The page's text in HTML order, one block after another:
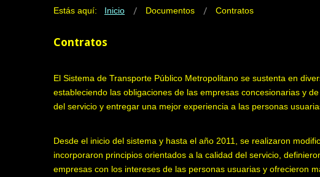
Estás aquí: Inicio Documentos Contratos
Contratos
El Sistema de Transporte Público Metropolitano se sustenta en
estableciendo las obligaciones de las empresas concesionarias y
del servicio y entregar una mejor experiencia a las personas
Desde el inicio del sistema y hasta el año 2011, se realizaron
incorporaron principios orientados a la calidad del servicio,
empresas con los intereses de las personas usuarias y ofrecieron